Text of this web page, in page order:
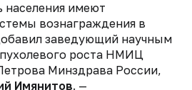
населения имеют
вознаграждения в
заведующий научным
роста НМИЦ
Минздрава России,
Имянитов. —